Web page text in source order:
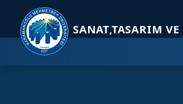
SANAT,TASARIM